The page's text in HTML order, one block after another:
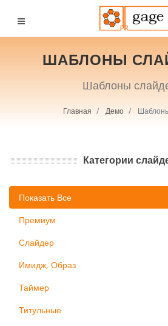
ШАБЛОНЫ
Шаблоны
Главная Демо
Категории
Показать Все
Премиум
Слайдер
Имидж, Образ
Таймер
Титульные